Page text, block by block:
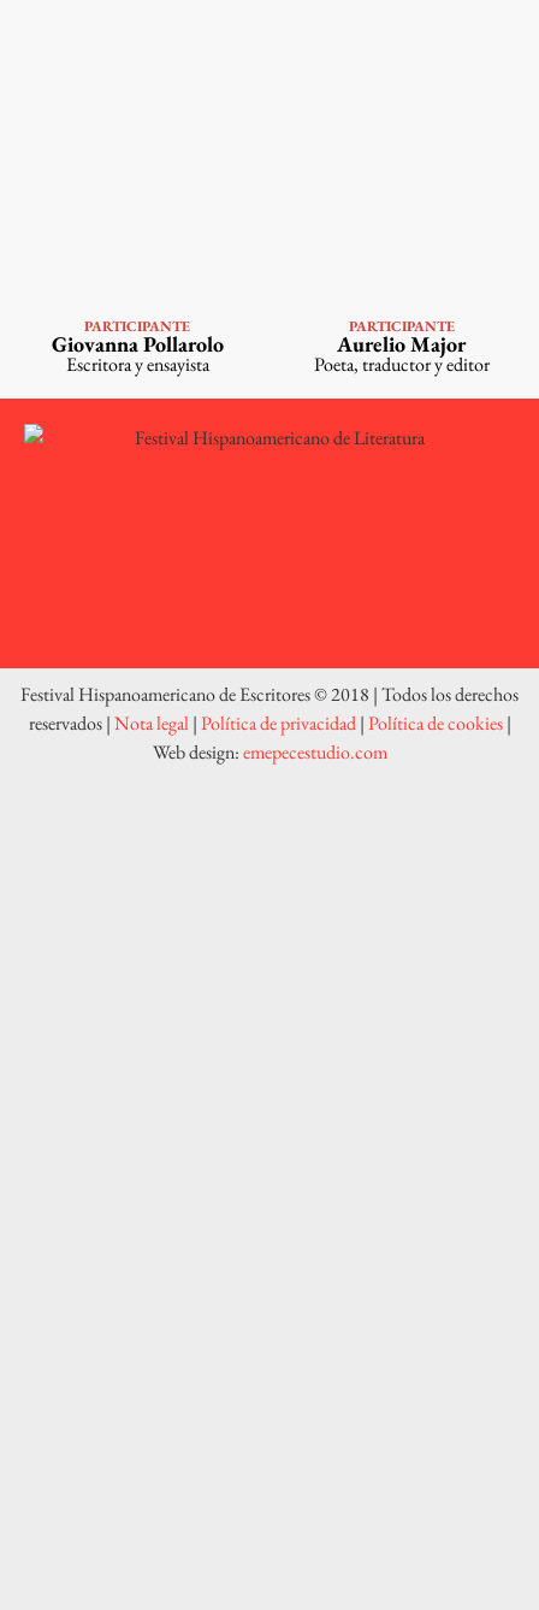
VER PERFIL
PARTICIPANTE
Giovanna Pollarolo
Escritora y ensayista
VER PERFIL
PARTICIPANTE
Aurelio Major
Poeta, traductor y editor
Festival Hispanoamericano de Escritores © 2018 | Todos los derechos
reservados |Nota legal|Política de privacidad|Política de cookies|
Web design:emepecestudio.com